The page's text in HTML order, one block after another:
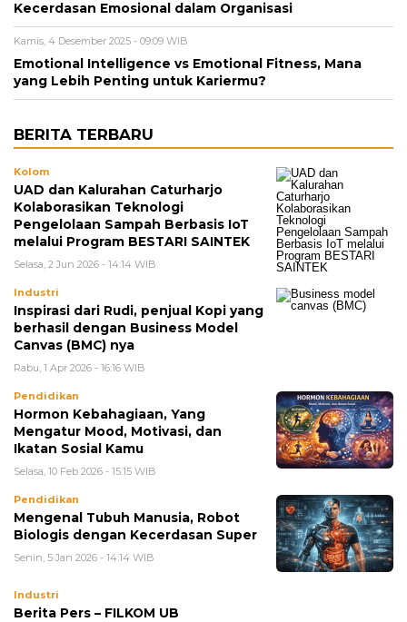
Kecerdasan Emosional dalam Organisasi
Kamis, 4 Desember 2025 - 09:09 WIB
Emotional Intelligence vs Emotional Fitness, Mana
yang Lebih Penting untuk Kariermu?
BERITA TERBARU
Kolom
UAD dan Kalurahan Caturharjo
Kolaborasikan Teknologi
Pengelolaan Sampah Berbasis IoT
melalui Program BESTARI SAINTEK
Selasa, 2 Jun 2026 - 14:14 WIB
Industri
Inspirasi dari Rudi, penjual Kopi yang
berhasil dengan Business Model
Canvas (BMC) nya
Rabu, 1 Apr 2026 - 16:16 WIB
Pendidikan
Hormon Kebahagiaan, Yang
Mengatur Mood, Motivasi, dan
Ikatan Sosial Kamu
Selasa, 10 Feb 2026 - 15:15 WIB
Pendidikan
Mengenal Tubuh Manusia, Robot
Biologis dengan Kecerdasan Super
Senin, 5 Jan 2026 - 14:14 WIB
Industri
Berita Pers – FILKOM UB